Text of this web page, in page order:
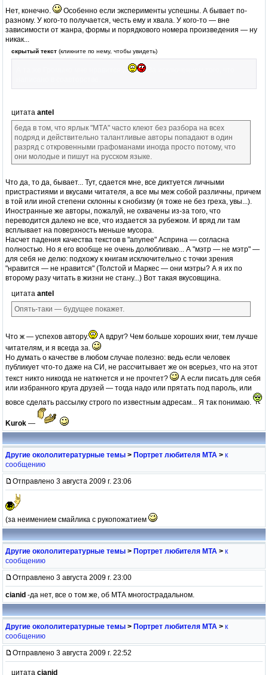
Нет, конечно.
Особенно если эксперименты успешны. А бывает по-
разному. У кого-то получается, честь ему и хвала. У кого-то — вне
зависимости от жанра, формы и порядкового номера произведения — ну
никак...
скрытый текст (кликните по нему, чтобы увидеть)
цитата antel
беда в том, что ярлык "МТА" часто клеют без разбора на всех
подряд и действительно талантливые авторы попадают в один
разряд с откровенными графоманами иногда просто потому, что
они молодые и пишут на русском языке.
Что да, то да, бывает... Тут, сдается мне, все диктуется личными
пристрастиями и вкусами читателя, а все мы меж собой различны, причем
в той или иной степени склонны к снобизму (я тоже не без греха, увы...).
Иностранные же авторы, пожалуй, не охвачены из-за того, что
переводится далеко не все, что издается за рубежом. И вряд ли там
всплывает на поверхность меньше мусора.
Насчет падения качества текстов в "апупее" Асприна — согласна
полностью. Но я его вообще не очень долюбливаю... А "мэтр — не мэтр" —
для себя не делю: подхожу к книгам исключительно с точки зрения
"нравится — не нравится" (Толстой и Маркес — они мэтры? А я их по
второму разу читать в жизни не стану...) Вот такая вкусовщина.
цитата antel
Опять-таки — будущее покажет.
Что ж — успехов автору.
А вдруг? Чем больше хороших книг, тем лучше
читателям, и я всегда за.
Но думать о качестве в любом случае полезно: ведь если человек
публикует что-то даже на СИ, не рассчитывает же он всерьез, что на этот
текст никто никогда не наткнется и не прочтет?
А если писать для себя
или избранного круга друзей — тогда надо или прятать под пароль, или
вовсе сделать рассылку строго по известным адресам... Я так понимаю.
Kurok —
Другие окололитературные темы > Портрет любителя МТА > к
сообщению
Отправлено 3 августа 2009 г. 23:06
(за неимением смайлика с рукопожатием
Другие окололитературные темы > Портрет любителя МТА > к
сообщению
Отправлено 3 августа 2009 г. 23:00
cianid -да нет, все о том же, об МТА многострадальном.
Другие окололитературные темы > Портрет любителя МТА > к
сообщению
Отправлено 3 августа 2009 г. 22:52
цитата cianid